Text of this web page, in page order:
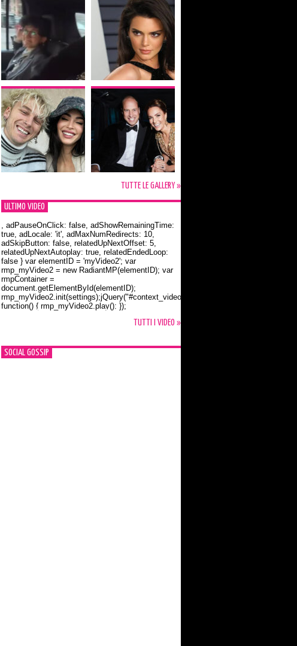
TUTTE LE GALLERY »
ULTIMO VIDEO
Orlando Bloom e la t-shirt dedicata a Flynn
, adPauseOnClick: false, adShowRemainingTime:
true, adLocale: 'it', adMaxNumRedirects: 10,
adSkipButton: false, relatedUpNextOffset: 5,
relatedUpNextAutoplay: true, relatedEndedLoop:
false } var elementID = 'myVideo2'; var
rmp_myVideo2 = new RadiantMP(elementID); var
rmpContainer =
document.getElementById(elementID);
rmp_myVideo2.init(settings);jQuery("#context_video2").one("mouseover",
function() { rmp_myVideo2.play(); });
TUTTI I VIDEO »
SOCIAL GOSSIP